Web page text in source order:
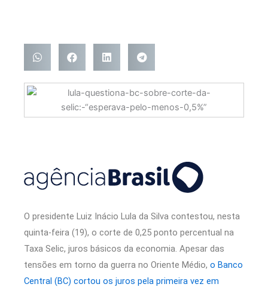
O presidente Luiz Inácio Lula da Silva contestou, nesta
quinta-feira (19), o corte de 0,25 ponto percentual na
Taxa Selic, juros básicos da economia. Apesar das
tensões em torno da guerra no Oriente Médio, o Banco
Central (BC) cortou os juros pela primeira vez em